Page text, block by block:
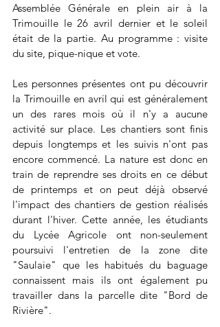
Assemblée Générale en plein air à la
Trimouille le 26 avril dernier et le soleil
était de la partie. Au programme : visite
du site, pique-nique et vote.
Les personnes présentes ont pu découvrir
la Trimouille en avril qui est généralement
un des rares mois où il n'y a aucune
activité sur place. Les chantiers sont finis
depuis longtemps et les suivis n'ont pas
encore commencé. La nature est donc en
train de reprendre ses droits en ce début
de printemps et on peut déjà observé
l'impact des chantiers de gestion réalisés
durant l'hiver. Cette année, les étudiants
du Lycée Agricole ont non-seulement
poursuivi l'entretien de la zone dite
"Saulaie" que les habitués du baguage
connaissent mais ils ont également pu
travailler dans la parcelle dite "Bord de
Rivière".